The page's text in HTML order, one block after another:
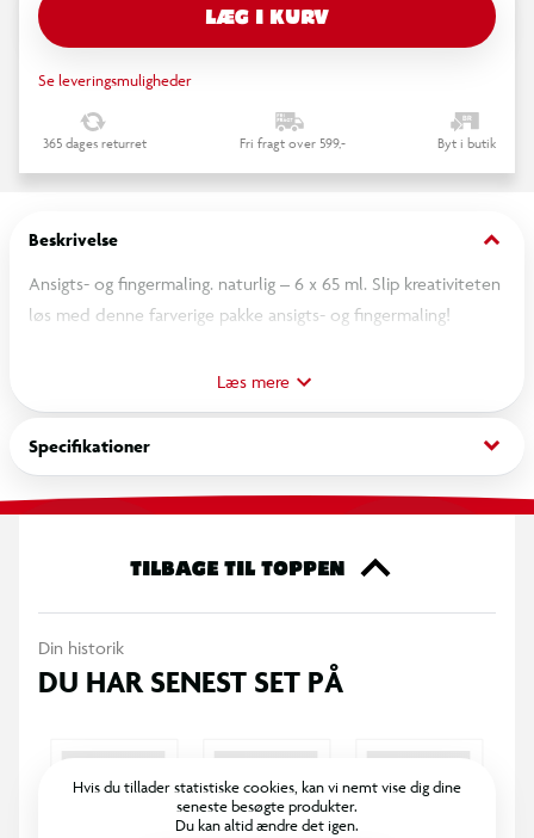
LÆG I KURV
Se leveringsmuligheder
365 dages returret Fri fragt over 599,- Byt i butik
Beskrivelse keyboard_arrow_down
Ansigts- og fingermaling. naturlig – 6 x 65 ml. Slip kreativiteten
løs med denne farverige pakke ansigts- og fingermaling!
Blid mod huden. let at vaske af og fri for skadelige stoffer
som titaniumdioxid. Testet og godkendt efter legetøjs- og
kosmetikstandarder – perfekt til små kunstnere!
Læs mere
Specifikationer keyboard_arrow_down
TILBAGE TIL TOPPEN
Din historik
DU HAR SENEST SET PÅ
Hvis du tillader statistiske cookies, kan vi nemt vise dig dine
seneste besøgte produkter.
Du kan altid ændre det igen.